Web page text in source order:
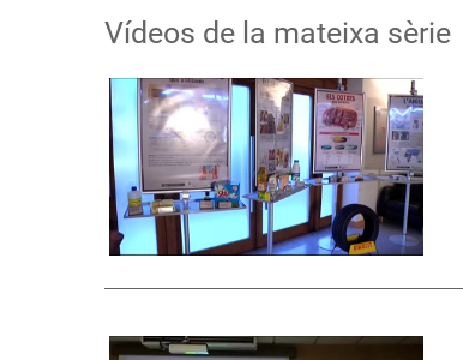
Vídeos de la mateixa sèrie